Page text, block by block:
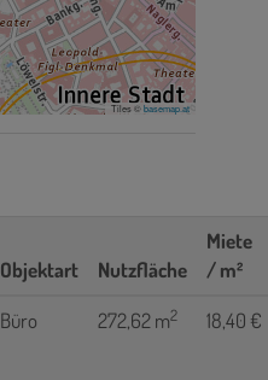
Tiles ©basemap.at
Objektart Nutzfläche
Miete
/ m²
Büro 272,62 m2 18,40 €